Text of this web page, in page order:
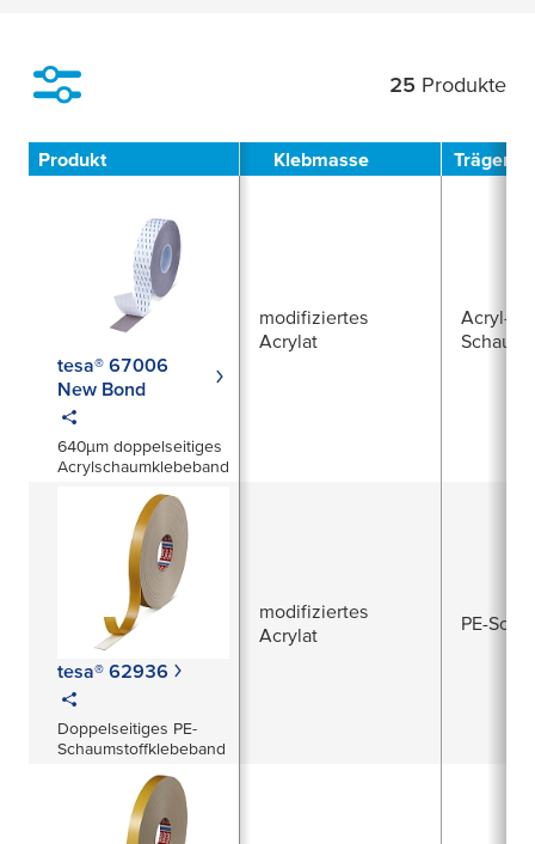
25 Produkte
Produkt Klebmasse
tesa® 67006
New Bond
640µm doppelseitiges
Acrylschaumklebeband
modifiziertes
Acrylat
Acryl-
tesa® 62936
Doppelseitiges PE-
Schaumstoffklebeband
modifiziertes
Acrylat
PE-